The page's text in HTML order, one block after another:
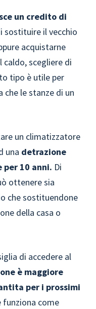
un credito di
sostituire il vecchio
acquistarne
caldo, scegliere di
tipo è utile per
che le stanze di un
un climatizzatore
una detrazione
10 anni. Di
ottenere sia
che sostituendone
della casa o
di accedere al
è maggiore
per i prossimi
funziona come